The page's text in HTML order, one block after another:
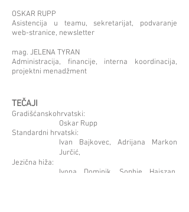
OSKAR RUPP
Asistencija u teamu, sekretarijat, podvaranje
web-stranice, newsletter
mag. JELENA TYRAN
Administracija, financije, interna koordinacija,
projektni menadžment
TEČAJI
Gradišćanskohrvatski:
Oskar Rupp
Standardni hrvatski:
Ivan Bajkovec, Adrijana Markon
Jurčić,
Jezična hiža:
Ivona Dominik, Sophie Hajszan,